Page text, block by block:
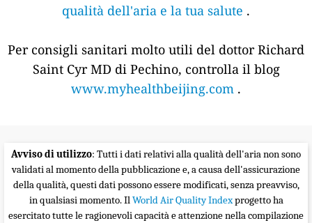
qualità dell'aria e la tua salute .
Per consigli sanitari molto utili del dottor Richard
Saint Cyr MD di Pechino, controlla il blog
www.myhealthbeijing.com .
Avviso di utilizzo: Tutti i dati relativi alla qualità dell'aria non sono
validati al momento della pubblicazione e, a causa dell'assicurazione
della qualità, questi dati possono essere modificati, senza preavviso,
in qualsiasi momento. IlWorld Air Quality Indexprogetto ha
esercitato tutte le ragionevoli capacità e attenzione nella compilazione